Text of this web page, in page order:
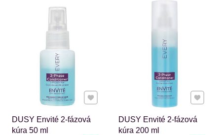
DUSY Envité 2-fázová
kúra 50 ml
Pridať k Obľúbeným
DUSY Envité 2-fázová
kúra 200 ml
Pridať